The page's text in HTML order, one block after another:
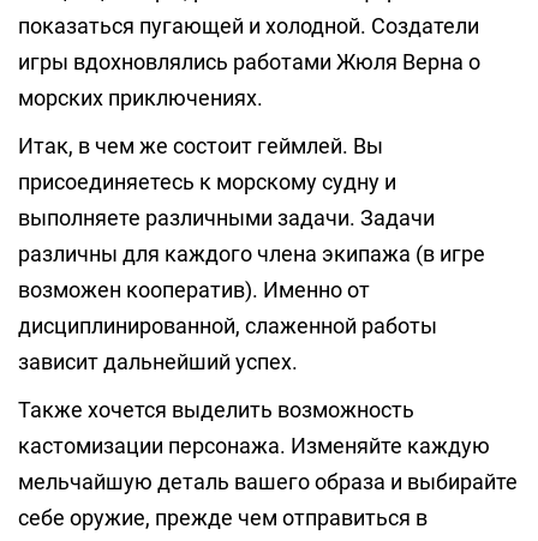
показаться пугающей и холодной. Создатели
игры вдохновлялись работами Жюля Верна о
морских приключениях.
Итак, в чем же состоит геймлей. Вы
присоединяетесь к морскому судну и
выполняете различными задачи. Задачи
различны для каждого члена экипажа (в игре
возможен кооператив). Именно от
дисциплинированной, слаженной работы
зависит дальнейший успех.
Также хочется выделить возможность
кастомизации персонажа. Изменяйте каждую
мельчайшую деталь вашего образа и выбирайте
себе оружие, прежде чем отправиться в